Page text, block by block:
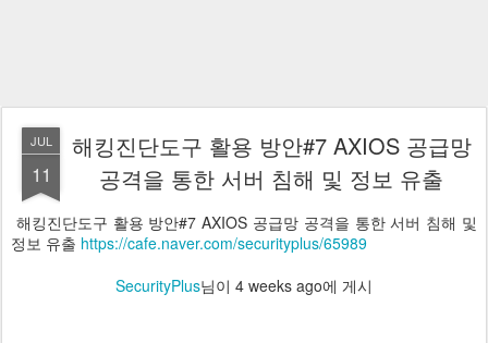
JUL
11
해킹진단도구 활용 방안#7 AXIOS 공급망
공격을 통한 서버 침해 및 정보 유출
해킹진단도구 활용 방안#7 AXIOS 공급망 공격을 통한 서버 침해 및
정보 유출 https://cafe.naver.com/securityplus/65989
SecurityPlus님이 4 weeks ago에 게시